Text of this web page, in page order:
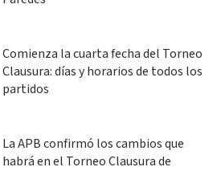
Comienza la cuarta fecha del Torneo
Clausura: días y horarios de todos los
partidos
La APB confirmó los cambios que
habrá en el Torneo Clausura de